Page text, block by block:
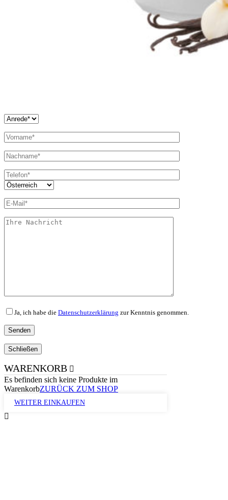
Ja, ich habe die Datenschutzerklärung zur Kenntnis genommen.
Schließen
WARENKORB
Es befinden sich keine Produkte im
WarenkorbZURÜCK ZUM SHOP
WEITER EINKAUFEN